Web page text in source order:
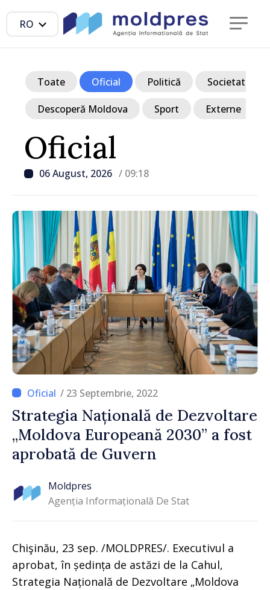
RO
Oficial
06 August, 2026 / 09:18
Toate Oficial Politică Societate
Descoperă Moldova Sport Externe
/ 23 Septembrie, 2022
Strategia Națională de Dezvoltare
„Moldova Europeană 2030” a fost
aprobată de Guvern
Moldpres
Agenția Informațională De Stat
Chişinău, 23 sep. /MOLDPRES/. Executivul a
aprobat, în ședința de astăzi de la Cahul,
Strategia Națională de Dezvoltare „Moldova